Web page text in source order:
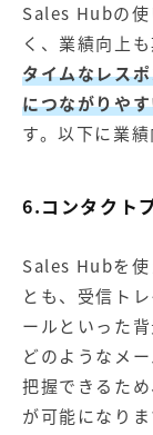
Sales Hubの使
く、業績向上
タイムなレス
につながりや
す。以下に業
6.コンタクト
Sales Hubを使
とも、受信ト
ールといった
どのようなメ
把握できるた
が可能になりま